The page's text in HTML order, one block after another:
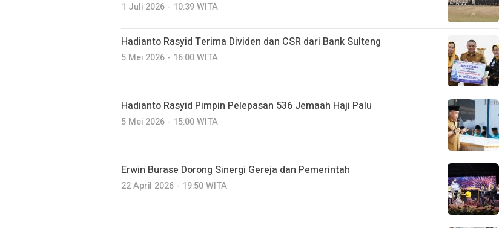
1 Juli 2026 - 10:39 WITA
Hadianto Rasyid Terima Dividen dan CSR dari Bank Sulteng
5 Mei 2026 - 16:00 WITA
Hadianto Rasyid Pimpin Pelepasan 536 Jemaah Haji Palu
5 Mei 2026 - 15:00 WITA
Erwin Burase Dorong Sinergi Gereja dan Pemerintah
22 April 2026 - 19:50 WITA